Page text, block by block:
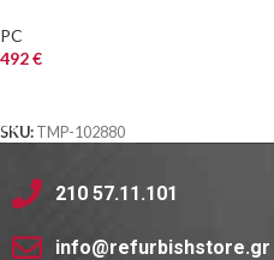
Refurbished PC
PC
492€
SKU: TMP-102880
210 57.11.101
info@refurbishstore.gr